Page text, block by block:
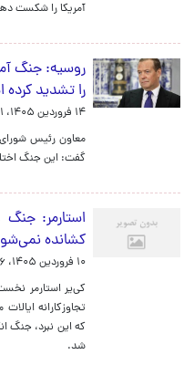
آمریکا را شکست
روسیه: جنگ
را تشدید
۱۴ فروردین ۱۴۰۵، ۱۵:۰۱
معاون رئیس شورای
گفت: این جنگ
استارمر: جنگ
کشانده
۱۰ فروردین ۱۴۰۵، ۱۷:۳۶
کی‌یر استارمر
تجاوزکارانه
که این نبرد،
شد.